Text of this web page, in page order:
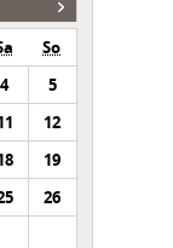
So
4
5
12
19
26